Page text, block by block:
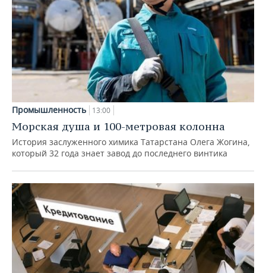
Промышленность 13:00
Морская душа и 100-метровая колонна
История заслуженного химика Татарстана Олега Жогина,
который 32 года знает завод до последнего винтика